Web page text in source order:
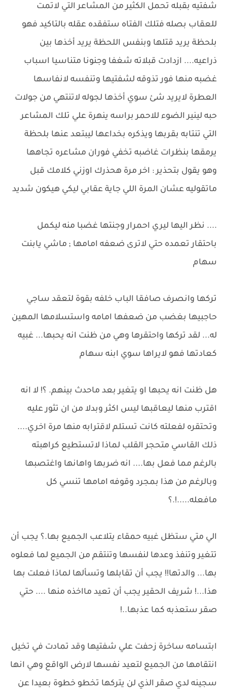
شفتيه بقبله تحمل الكثير من المشاعر التي لاتمت
للعقاب بصله فتلك الفتاه ستفقده عقله بالتاكيد فهو
بلحظة يريد قتلها وبنفس اللحظة يريد أخذها بين
ذراعيه.... ازدادت قبلاته شغفا وجنونا متناسيا اسباب
غضبه منها فور تذوقه لشفتيها وتنفسه لانفاسها
العطرة لايريد شئ سوي أخذها لجوله لاتنتهي من جولات
حبه لينير الضوء للاحمر براسه ينهرة علي تلك المشاعر
التي تنتابه بقربها ويذكره بخداعها ليبتعد عنها بلحظة
يرمقها بنظرات غاضبه تخفي فوران مشاعره تجاهها
وهو يقول بتحذير : اخر مرة هحذرك اوزني كلامك قبل
ماتقوليه عشان المرة اللي جاية عقابي ليكي هيكون شديد
.... نظر اليها ليري احمرار وجنتها غضبا منه ليكمل
باحتقار تعمده حتي لاترى ضعفه امامها ; ماشي يابنت
سهام
تركها وانصرف صافقا الباب خلفه بقوة لتعقد ساجي
حاجبيها بغضب من ضعفها امامه واستسلامها المهين
له... لقد تركها واحتقرها وهي من ظنت انه يحبها... غبيه
كعادتها فهو لايراها سوي ابنه سهام
هل ظنت انه يحبها او يتغير بعد ماحدث بينهم. ؟! لا انه
اقترب منها ليعاقبها ليس اكثر وبدلا من ان تثور عليه
وتحتقره لفعلته كانت تستلم لاقترابه منها مرة اخري....
ذلك القاسي متحجر القلب لماذا لاتستطيع كراهبته
بالرغم مما فعل بها.... انه ضربها واهانها واغتصبها
وبالرغم من هذا بمجرد وقوفه امامها تنسي كل
مافعله.....!.؟
الي متي ستظل غبيه حمقاء يتلاعب الجميع بها.؟ يجب أن
تتغير وتنفذ وعدها لنفسها وتنتقم من الجميع لما فعلوه
بها... والدتها!! يجب أن تقابلها وتسألها لماذا فعلت بها
هذا...! شريف الحقير يجب أن تعيد مااخذه منها .... حتي
صقر ستعذبه كما عذبها..!
ابتسامه ساخرة زحفت علي شفتيها وقد تمادت في تخيل
انتقامها من الجميع لتعيد نفسها لارض الواقع وهي انها
سجينه لدي صقر الذي لن يتركها تخطو خطوة بعيدا عن